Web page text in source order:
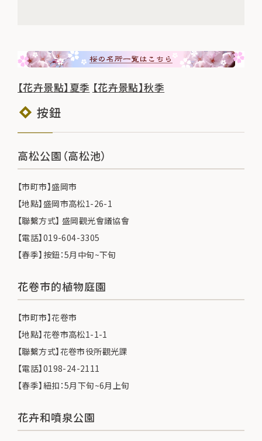
【花卉景點】夏季 【花卉景點】秋季
按鈕
高松公園（高松池）
【市町市】盛岡市
【地點】盛岡市高松1-26-1
【聯繫方式】 盛岡觀光會議協會
【電話】019-604-3305
【春季】按鈕：5月中旬~下旬
花卷市的植物庭園
【市町市】花卷市
【地點】花卷市高松1-1-1
【聯繫方式】花卷市役所觀光課
【電話】0198-24-2111
【春季】紐扣：5月下旬~6月上旬
花卉和噴泉公園